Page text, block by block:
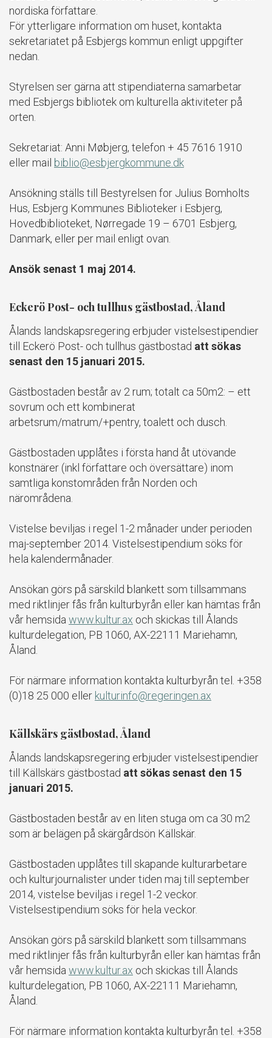
nordiska författare.
För ytterligare information om huset, kontakta
sekretariatet på Esbjergs kommun enligt uppgifter
nedan.
Styrelsen ser gärna att stipendiaterna samarbetar
med Esbjergs bibliotek om kulturella aktiviteter på
orten.
Sekretariat: Anni Møbjerg, telefon + 45 7616 1910
eller mail biblio@esbjergkommune.dk
Ansökning ställs till Bestyrelsen for Julius Bomholts
Hus, Esbjerg Kommunes Biblioteker i Esbjerg,
Hovedbiblioteket, Nørregade 19 – 6701 Esbjerg,
Danmark, eller per mail enligt ovan.
Ansök senast 1 maj 2014.
Eckerö Post- och tullhus gästbostad, Åland
Ålands landskapsregering erbjuder vistelsestipendier
till Eckerö Post- och tullhus gästbostad att sökas
senast den 15 januari 2015.
Gästbostaden består av 2 rum; totalt ca 50m2: – ett
sovrum och ett kombinerat
arbetsrum/matrum/+pentry, toalett och dusch.
Gästbostaden upplåtes i första hand åt utövande
konstnärer (inkl författare och översättare) inom
samtliga konstområden från Norden och
närområdena.
Vistelse beviljas i regel 1-2 månader under perioden
maj-september 2014. Vistelsestipendium söks för
hela kalendermånader.
Ansökan görs på särskild blankett som tillsammans
med riktlinjer fås från kulturbyrån eller kan hämtas från
vår hemsida www.kultur.ax och skickas till Ålands
kulturdelegation, PB 1060, AX-22111 Mariehamn,
Åland.
För närmare information kontakta kulturbyrån tel. +358
(0)18 25 000 eller kulturinfo@regeringen.ax
Källskärs gästbostad, Åland
Ålands landskapsregering erbjuder vistelsestipendier
till Källskärs gästbostad att sökas senast den 15
januari 2015.
Gästbostaden består av en liten stuga om ca 30 m2
som är belägen på skärgårdsön Källskär.
Gästbostaden upplåtes till skapande kulturarbetare
och kulturjournalister under tiden maj till september
2014, vistelse beviljas i regel 1-2 veckor.
Vistelsestipendium söks för hela veckor.
Ansökan görs på särskild blankett som tillsammans
med riktlinjer fås från kulturbyrån eller kan hämtas från
vår hemsida www.kultur.ax och skickas till Ålands
kulturdelegation, PB 1060, AX-22111 Mariehamn,
Åland.
För närmare information kontakta kulturbyrån tel. +358